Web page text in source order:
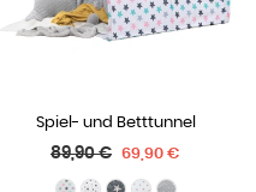
Spiel- und Betttunnel
Normaler
Preis
89,90 € 69,90 €